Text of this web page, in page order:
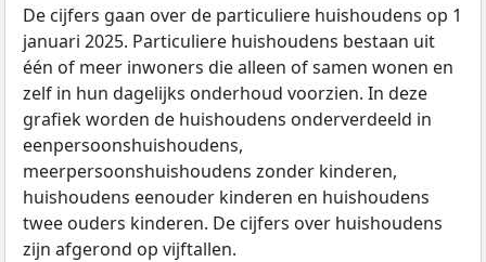
De cijfers gaan over de particuliere huishoudens op 1
januari 2025. Particuliere huishoudens bestaan uit
één of meer inwoners die alleen of samen wonen en
zelf in hun dagelijks onderhoud voorzien. In deze
grafiek worden de huishoudens onderverdeeld in
eenpersoonshuishoudens,
meerpersoonshuishoudens zonder kinderen,
huishoudens eenouder kinderen en huishoudens
twee ouders kinderen. De cijfers over huishoudens
zijn afgerond op vijftallen.